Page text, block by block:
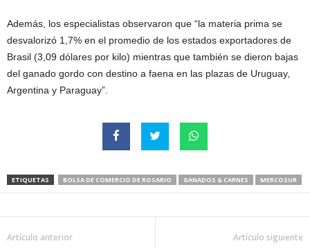
Además, los especialistas observaron que “la materia prima se
desvalorizó 1,7% en el promedio de los estados exportadores de
Brasil (3,09 dólares por kilo) mientras que también se dieron bajas
del ganado gordo con destino a faena en las plazas de Uruguay,
Argentina y Paraguay”.
ETIQUETAS BOLSA DE COMERCIO DE ROSARIO GANADOS & CARNES MERCOSUR
Artículo anterior Artículo siguiente